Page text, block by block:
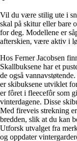
Reise
Informasjon
Tilbehør
Tips og triks
Lukk
Reise
Informasjon
Tilbehør
Tips og triks
Målsøm
Lukk
Vil du være stilig ute i
skal på skitur eller bare
for deg. Modellene er
afterskien, være aktiv i
Hos Ferner Jacobsen
Skallbuksene har et
de også
er skibuksene utviklet
er fôret i fleecefôr som
vinterdagene. Disse
Med fireveis strekning
bredden, slik at du kan
Utforsk utvalget fra
og oppdater